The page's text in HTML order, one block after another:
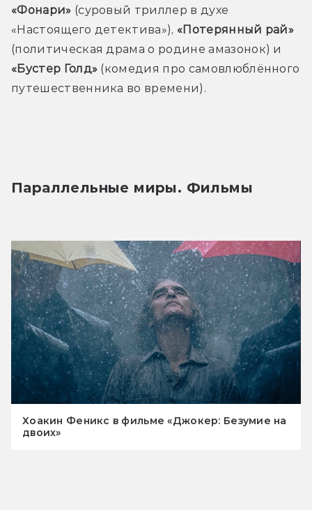
«Фонари» (суровый триллер в духе
«Настоящего детектива»), «Потерянный рай»
«Бустер Голд» (комедия про самовлюблённого
путешественника во времени).
Параллельные миры. Фильмы
Хоакин Феникс в фильме «Джокер: Безумие на
двоих»